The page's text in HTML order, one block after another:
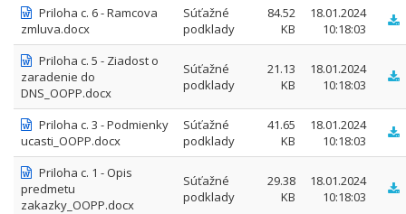
Priloha c. 6 - Ramcova
zmluva.docx
Súťažné
podklady
84.52
KB
18.01.2024
10:18:03
Priloha c. 5 - Ziadost o
zaradenie do
DNS_OOPP.docx
Súťažné
podklady
21.13
KB
18.01.2024
10:18:03
Priloha c. 3 - Podmienky
ucasti_OOPP.docx
Súťažné
podklady
41.65
KB
18.01.2024
10:18:03
Priloha c. 1 - Opis
predmetu
zakazky_OOPP.docx
Súťažné
podklady
29.38
KB
18.01.2024
10:18:03